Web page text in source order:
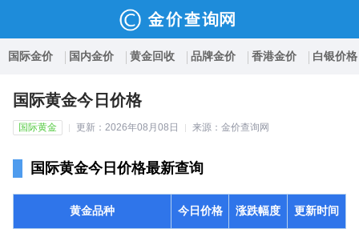
国际金价 国内金价 黄金回收 品牌金价 香港金价 白银价格
国际黄金今日价格
国际黄金 更新：2026年08月08日 来源：金价查询网
国际黄金今日价格最新查询
黄金品种 今日价格 涨跌幅度 更新时间